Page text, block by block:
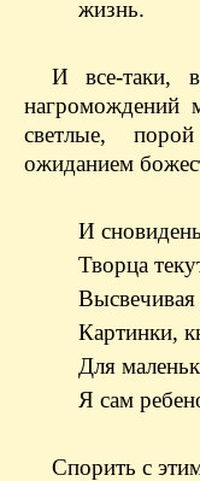
жизнь.
И все-таки,
нагромождений
светлые,
ожиданием
И
Творца
Картинки,
Для
Я сам
Спорить с